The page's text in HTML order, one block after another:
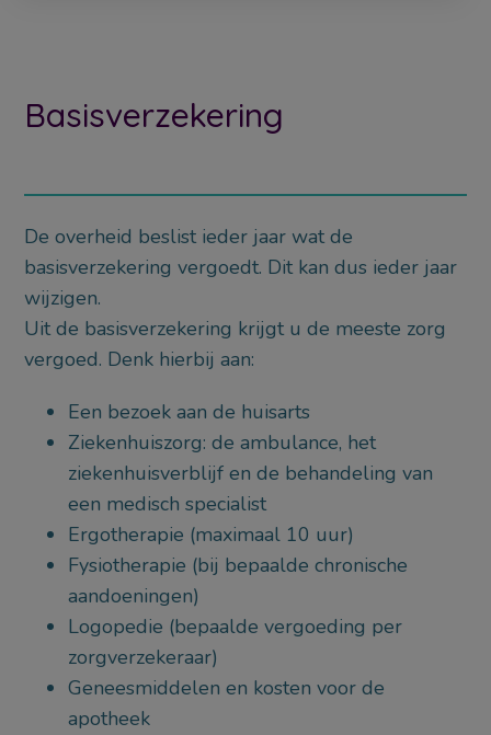
Basisverzekering
De overheid beslist ieder jaar wat de
basisverzekering vergoedt. Dit kan dus ieder jaar
wijzigen.
Uit de basisverzekering krijgt u de meeste zorg
vergoed. Denk hierbij aan:
Een bezoek aan de huisarts
Ziekenhuiszorg: de ambulance, het
ziekenhuisverblijf en de behandeling van
een medisch specialist
Ergotherapie (maximaal 10 uur)
Fysiotherapie (bij bepaalde chronische
aandoeningen)
Logopedie (bepaalde vergoeding per
zorgverzekeraar)
Geneesmiddelen en kosten voor de
apotheek